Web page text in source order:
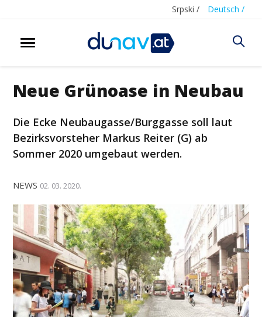
Srpski / Deutsch /
Neue Grünoase in Neubau
Die Ecke Neubaugasse/Burggasse soll laut
Bezirksvorsteher Markus Reiter (G) ab
Sommer 2020 umgebaut werden.
NEWS 02. 03. 2020.